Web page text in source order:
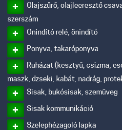
Olajszűrő, olajleeresztő
szerszám
Önindító relé, önindító
Ponyva, takaróponyva
Ruházat (kesztyű, csizma,
maszk, dzseki, kabát, nadrág,
Sisak, bukósisak, szemüveg
Sisak kommunikáció
Szelephézagoló lapka